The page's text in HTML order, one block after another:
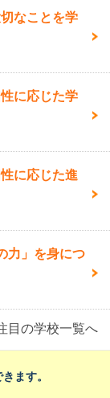
なことを学
に応じた学
に応じた進
力」を身につ
目の学校一覧へ
ます。